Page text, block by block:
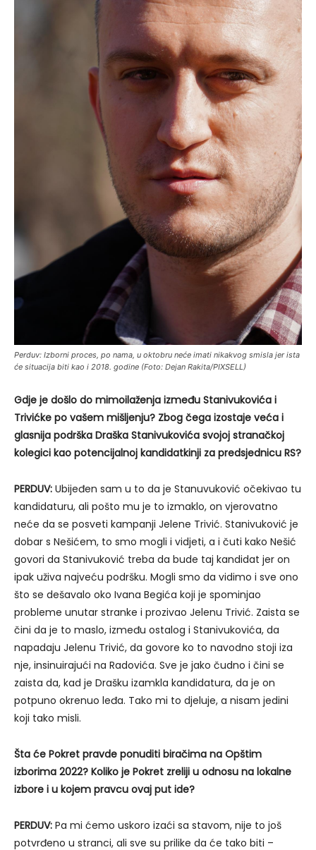
Perduv: Izborni proces, po nama, u oktobru neće imati nikakvog smisla jer ista
će situacija biti kao i 2018. godine (Foto: Dejan Rakita/PIXSELL)
Gdje je došlo do mimoilaženja između Stanivukovića i
Trivićke po vašem mišljenju? Zbog čega izostaje veća i
glasnija podrška Draška Stanivukovića svojoj stranačkoj
kolegici kao potencijalnoj kandidatkinji za predsjednicu RS?
PERDUV: Ubijeđen sam u to da je Stanuvuković očekivao tu
kandidaturu, ali pošto mu je to izmaklo, on vjerovatno
neće da se posveti kampanji Jelene Trivić. Stanivuković je
dobar s Nešićem, to smo mogli i vidjeti, a i čuti kako Nešić
govori da Stanivuković treba da bude taj kandidat jer on
ipak uživa najveću podršku. Mogli smo da vidimo i sve ono
što se dešavalo oko Ivana Begića koji je spominjao
probleme unutar stranke i prozivao Jelenu Trivić. Zaista se
čini da je to maslo, između ostalog i Stanivukovića, da
napadaju Jelenu Trivić, da govore ko to navodno stoji iza
nje, insinuirajući na Radovića. Sve je jako čudno i čini se
zaista da, kad je Drašku izamkla kandidatura, da je on
potpuno okrenuo leđa. Tako mi to djeluje, a nisam jedini
koji tako misli.
Šta će Pokret pravde ponuditi biračima na Opštim
izborima 2022? Koliko je Pokret zreliji u odnosu na lokalne
izbore i u kojem pravcu ovaj put ide?
PERDUV: Pa mi ćemo uskoro izaći sa stavom, nije to još
potvrđeno u stranci, ali sve su prilike da će tako biti –